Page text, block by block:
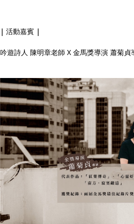
| 活動嘉賓 |
吟遊詩人 陳明章老師 X 金馬獎導演 蕭菊貞